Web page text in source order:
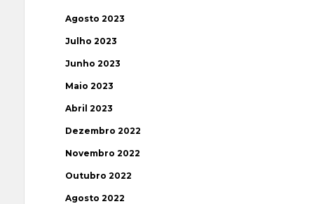
Agosto 2023
Julho 2023
Junho 2023
Maio 2023
Abril 2023
Dezembro 2022
Novembro 2022
Outubro 2022
Agosto 2022